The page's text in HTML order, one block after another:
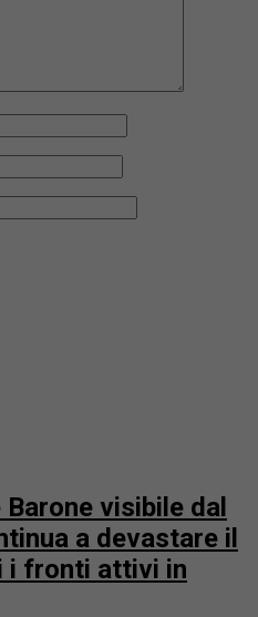
visibile dal
a devastare il
i fronti attivi in